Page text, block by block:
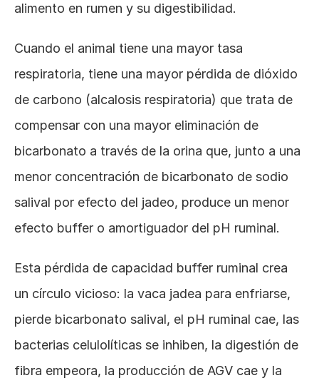
alimento en rumen y su digestibilidad.
Cuando el animal tiene una mayor tasa
respiratoria, tiene una mayor pérdida de dióxido
de carbono (alcalosis respiratoria) que trata de
compensar con una mayor eliminación de
bicarbonato a través de la orina que, junto a una
menor concentración de bicarbonato de sodio
salival por efecto del jadeo, produce un menor
efecto buffer o amortiguador del pH ruminal.
Esta pérdida de capacidad buffer ruminal crea
un círculo vicioso: la vaca jadea para enfriarse,
pierde bicarbonato salival, el pH ruminal cae, las
bacterias celulolíticas se inhiben, la digestión de
fibra empeora, la producción de AGV cae y la